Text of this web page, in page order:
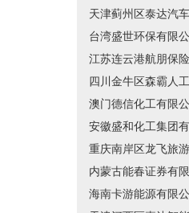
天津蓟州区泰达汽
台湾盛世环保有限公
江苏连云港航朋保
四川金牛区森霸人
澳门德信化工有限公
安徽盛和化工集团
重庆南岸区龙飞旅
内蒙古能春证券有
海南卡游能源有限公